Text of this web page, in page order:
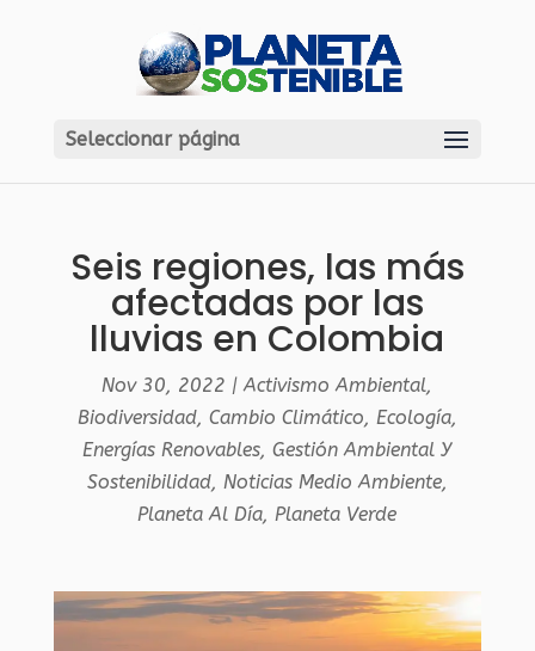
Seleccionar página
Seis regiones, las más
afectadas por las
lluvias en Colombia
Nov 30, 2022 |Activismo Ambiental,
Biodiversidad, Cambio Climático, Ecología,
Energías Renovables,Gestión Ambiental Y
Sostenibilidad, Noticias Medio Ambiente,
Planeta Al Día,Planeta Verde